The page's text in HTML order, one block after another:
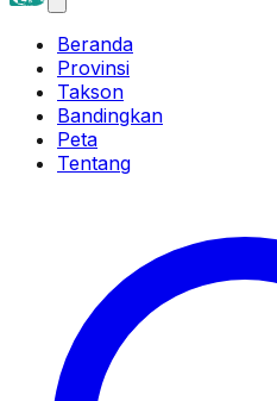
Beranda
Provinsi
Takson
Bandingkan
Peta
Tentang